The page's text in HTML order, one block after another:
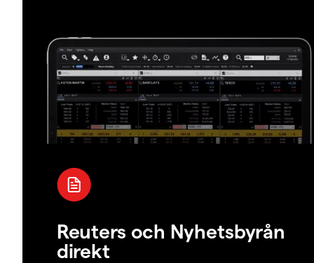
Reuters och Nyhetsbyrån
direkt